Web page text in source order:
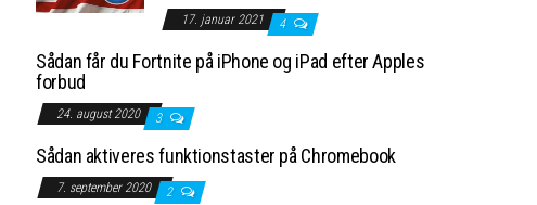
17. januar 2021 4
Sådan får du Fortnite på iPhone og iPad efter Apples
forbud
24. august 2020 3
Sådan aktiveres funktionstaster på Chromebook
7. september 2020 2